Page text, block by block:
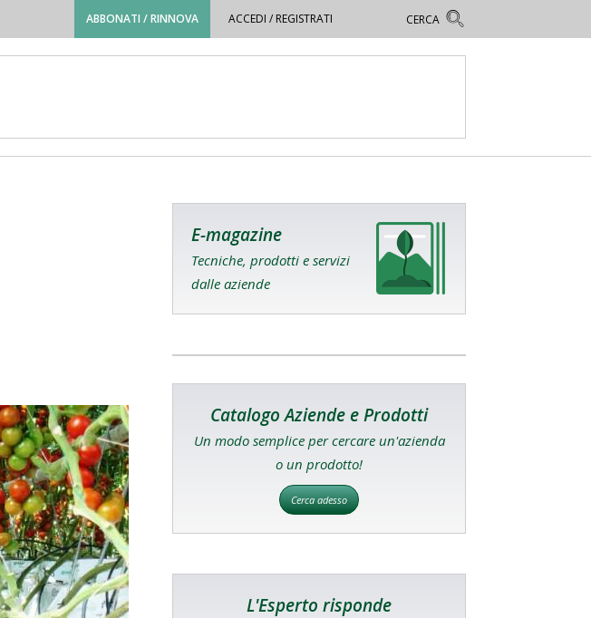
ABBONATI / RINNOVA ACCEDI / REGISTRATI
E-magazine
Tecniche, prodotti e servizi
dalle aziende
Catalogo Aziende e Prodotti
Un modo semplice per cercare un'azienda
o un prodotto!
Cerca adesso
L'Esperto risponde